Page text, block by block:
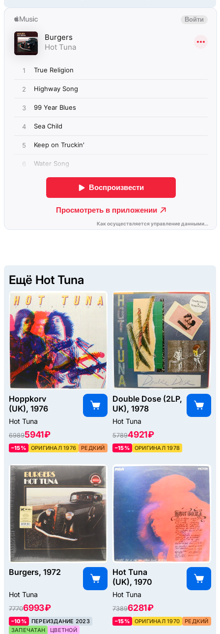
Ещё Hot Tuna
Hoppkorv
(UK), 1976
Hot Tuna
69895941 ₽
–15% ОРИГИНАЛ 1976 РЕДКИЙ
Double Dose (2LP,
UK), 1978
Hot Tuna
57894921 ₽
–15% ОРИГИНАЛ 1978
Burgers, 1972
Hot Tuna
77706993 ₽
–10%
ПЕРЕИЗДАНИЕ 2023
ЗАПЕЧАТАН
ЦВЕТНОЙ
Hot Tuna
(UK), 1970
Hot Tuna
73896281 ₽
–15% ОРИГИНАЛ 1970 РЕДКИЙ